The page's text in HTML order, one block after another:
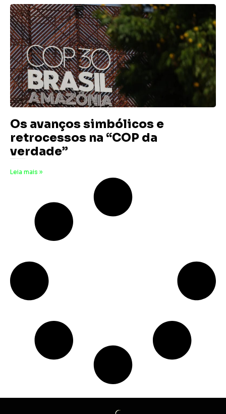
Os avanços simbólicos e
retrocessos na “COP da
verdade”
Leia mais »